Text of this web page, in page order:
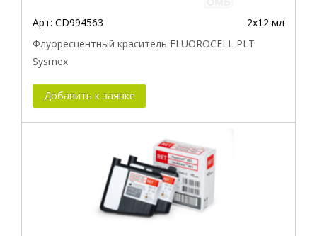
Арт: CD994563
2х12 мл
Флуоресцентный краситель FLUOROCELL PLT
Sysmex
Добавить к заявке